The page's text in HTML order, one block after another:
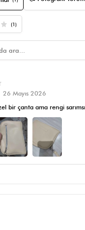
(1)
26 Mayıs 2026
bir çanta ama rengi